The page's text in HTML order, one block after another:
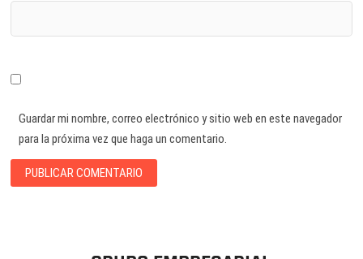
Guardar mi nombre, correo electrónico y sitio web en este navegador
para la próxima vez que haga un comentario.